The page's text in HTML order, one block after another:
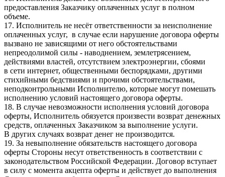
предоставления Заказчику оплаченных услуг в полном
объеме.
17. Исполнитель не несёт ответственности за неисполнение
оплаченных услуг, в случае если нарушение договора оферты
вызвано не зависящими от него обстоятельствами
непреодолимой силы - наводнением, землетрясением,
действиями властей, отсутствием электроэнергии, сбоями
в сети интернет, общественными беспорядками, другими
стихийными бедствиями и прочими обстоятельствами,
неподконтрольными Исполнителю, которые могут помешать
исполнению условий настоящего договора оферты.
18. В случае невозможности исполнения условий договора
оферты, Исполнитель обязуется произвести возврат денежных
средств, оплаченных Заказчиком за выполнение услуги.
В других случаях возврат денег не производится.
19. За невыполнение обязательств настоящего договора
оферты Стороны несут ответственность в соответствии с
законодательством Российской Федерации. Договор вступает
в силу с момента акцепта оферты и действует до выполнения